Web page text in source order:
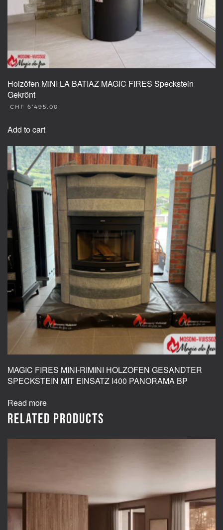
Holzöfen MINI LA BATIAZ MAGIC FIRES Speckstein
Gekrönt
CHF 6’495.00
Add to cart
MAGIC FIRES MINI-RIMINI HOLZOFEN GESANDTER
SPECKSTEIN MIT EINSATZ I400 PANORAMA BP
Read more
Related products